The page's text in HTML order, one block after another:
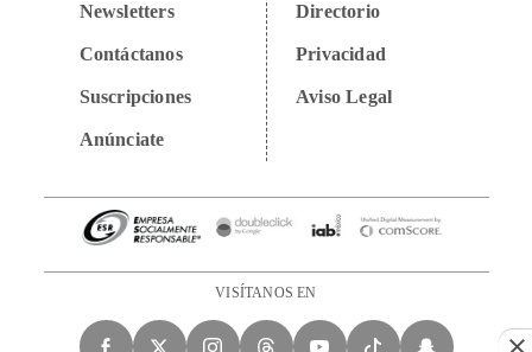
Newsletters
Contáctanos
Suscripciones
Anúnciate
Directorio
Privacidad
Aviso Legal
VISÍTANOS EN